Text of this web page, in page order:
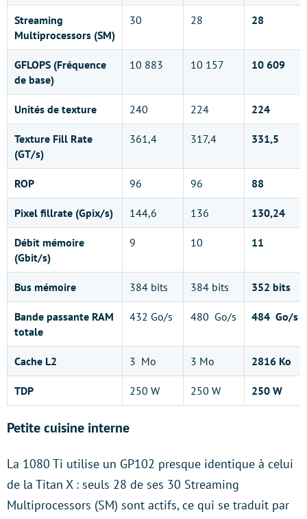
Streaming
Multiprocessors (SM)
30 28 28
GFLOPS (Fréquence
de base)
10 883 10 157 10 609
Unités de texture 240 224 224
Texture Fill Rate
(GT/s)
361,4 317,4 331,5
ROP 96 96 88
Pixel fillrate (Gpix/s) 144,6 136 130,24
Débit mémoire
(Gbit/s)
9 10 11
Bus mémoire 384 bits 384 bits 352 bits
Bande passante RAM
totale
432 Go/s 480 Go/s 484 Go/s
Cache L2 3 Mo 3 Mo 2816 Ko
TDP 250 W 250 W 250 W
Petite cuisine interne
La 1080 Ti utilise un GP102 presque identique à celui
de la Titan X : seuls 28 de ses 30 Streaming
Multiprocessors (SM) sont actifs, ce qui se traduit par